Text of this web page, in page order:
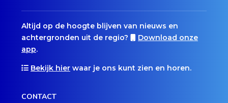
Altijd op de hoogte blijven van nieuws en
achtergronden uit de regio?
Download onze
app.
Bekijk hier waar je ons kunt zien en horen.
CONTACT